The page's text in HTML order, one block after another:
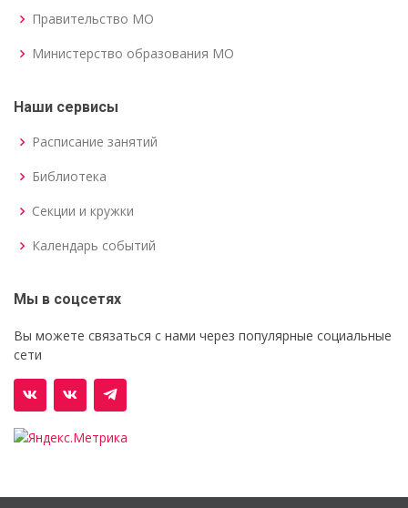
Правительство МО
Министерство образования МО
Наши сервисы
Расписание занятий
Библиотека
Секции и кружки
Календарь событий
Мы в соцсетях
Вы можете связаться с нами через популярные социальные
сети